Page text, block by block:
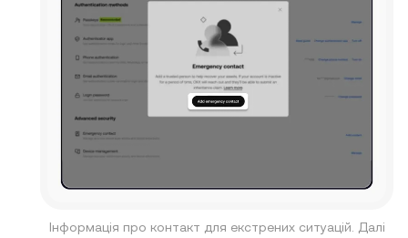
Інформація про контакт для екстрених ситуацій. Далі